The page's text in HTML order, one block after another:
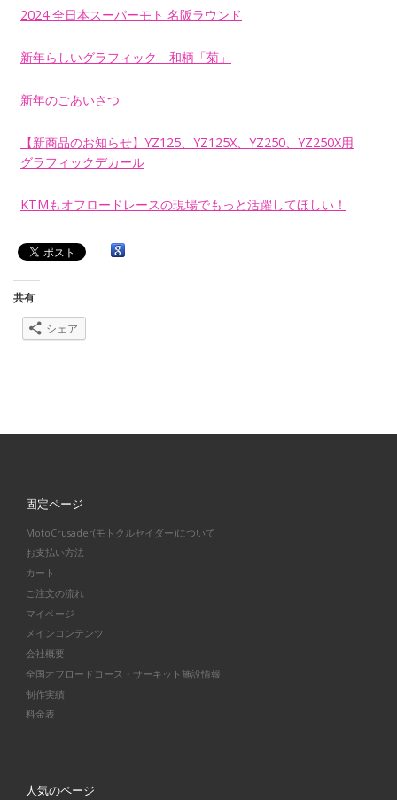
2024 全日本スーパーモト 名阪ラウンド
新年らしいグラフィック 和柄「菊」
新年のごあいさつ
【新商品のお知らせ】YZ125、YZ125X、YZ250、YZ250X用
グラフィックデカール
KTMもオフロードレースの現場でもっと活躍してほしい！
共有
シェア
固定ページ
MotoCrusader(モトクルセイダー)について
お支払い方法
カート
ご注文の流れ
マイページ
メインコンテンツ
会社概要
全国オフロードコース・サーキット施設情報
制作実績
料金表
人気のページ